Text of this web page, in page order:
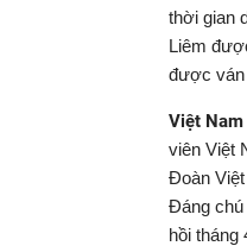
thời gian
Liêm
được ván
Việt
viên Việt
Đoàn
Đáng chú
hồi tháng